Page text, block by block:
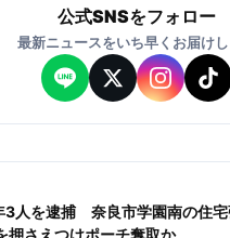
公式SNSをフォロー
最新ニュースをいち早くお届け
3人を逮捕 奈良市学園南の住